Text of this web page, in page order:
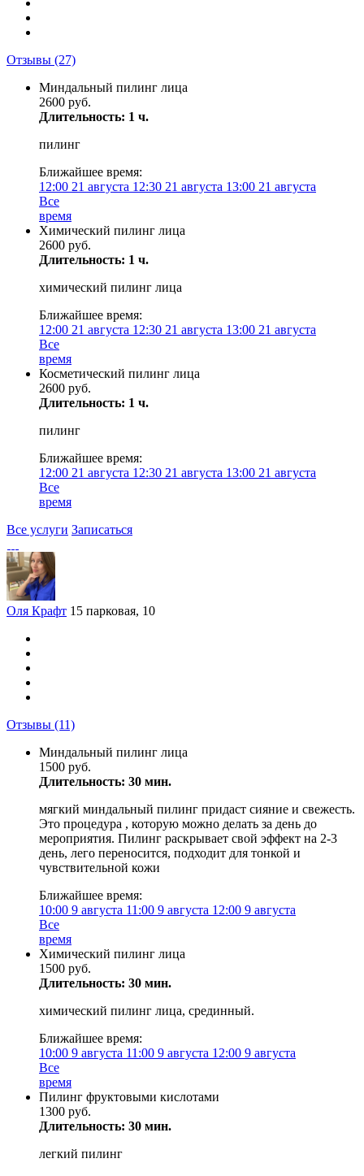
Отзывы (27)
Миндальный пилинг лица
2600 руб.
Длительность: 1 ч.
пилинг
Ближайшее время:
12:00 21 августа 12:30 21 августа 13:00 21 августа
Все
время
Химический пилинг лица
2600 руб.
Длительность: 1 ч.
химический пилинг лица
Ближайшее время:
12:00 21 августа 12:30 21 августа 13:00 21 августа
Все
время
Косметический пилинг лица
2600 руб.
Длительность: 1 ч.
пилинг
Ближайшее время:
12:00 21 августа 12:30 21 августа 13:00 21 августа
Все
время
Все услуги Записаться
Оля Крафт 15 парковая, 10
Отзывы (11)
Миндальный пилинг лица
1500 руб.
Длительность: 30 мин.
мягкий миндальный пилинг придаст сияние и свежесть.
Это процедура , которую можно делать за день до
мероприятия. Пилинг раскрывает свой эффект на 2-3
день, лего переносится, подходит для тонкой и
чувствительной кожи
Ближайшее время:
10:00 9 августа 11:00 9 августа 12:00 9 августа
Все
время
Химический пилинг лица
1500 руб.
Длительность: 30 мин.
химический пилинг лица, срединный.
Ближайшее время:
10:00 9 августа 11:00 9 августа 12:00 9 августа
Все
время
Пилинг фруктовыми кислотами
1300 руб.
Длительность: 30 мин.
легкий пилинг